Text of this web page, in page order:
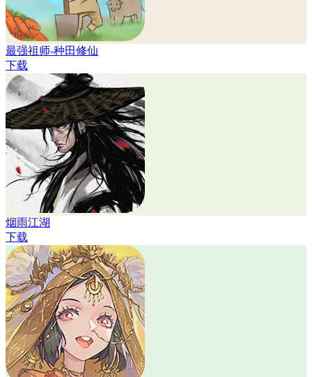
最强祖师-种田修仙
下载
烟雨江湖
下载